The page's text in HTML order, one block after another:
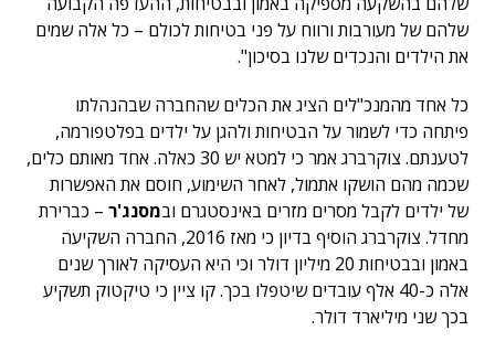
שלהם של מעורבות ורווח על פני בטיחות לכולם – כל אלה שמים
את הילדים והנכדים שלנו בסיכון".
כל אחד מהמנכ"לים הציג את הכלים שהחברה שבהנהלתו
פיתחה כדי לשמור על הבטיחות ולהגן על ילדים בפלטפורמה,
לטענתם. צוקרברג אמר כי למטא יש 30 כאלה. אחד מאותם כלים,
שכמה מהם הושקו אתמול, לאחר השימוע, חוסם את האפשרות
של ילדים לקבל מסרים מזרים באינסטגרם ובמסנג'ר – כברירת
מחדל. צוקרברג הוסיף בדיון כי מאז 2016, החברה השקיעה
באמון ובבטיחות 20 מיליון דולר וכי היא העסיקה לאורך שנים
אלה כ-40 אלף עובדים שיטפלו בכך. קו ציין כי טיקטוק תשקיע
בכך שני מיליארד דולר.